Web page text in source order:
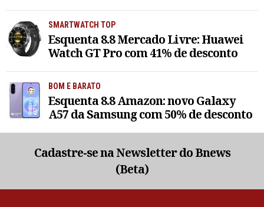
SMARTWATCH TOP
Esquenta 8.8 Mercado Livre: Huawei
Watch GT Pro com 41% de desconto
BOM E BARATO
Esquenta 8.8 Amazon: novo Galaxy
A57 da Samsung com 50% de desconto
Cadastre-se na Newsletter do Bnews
(Beta)